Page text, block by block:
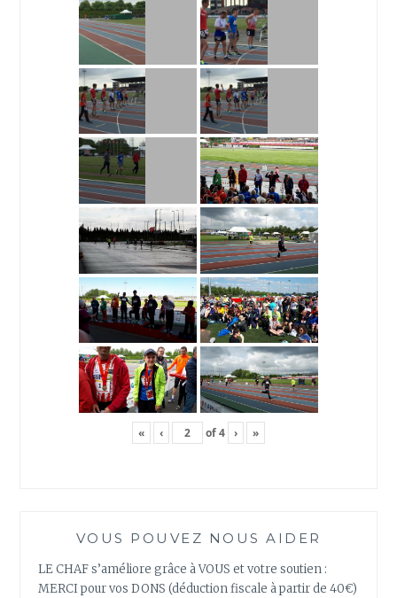
« ‹ of4 › »
VOUS POUVEZ NOUS AIDER
LE CHAF s’améliore grâce à VOUS et votre soutien :
MERCI pour vos DONS (déduction fiscale à partir de 40€)